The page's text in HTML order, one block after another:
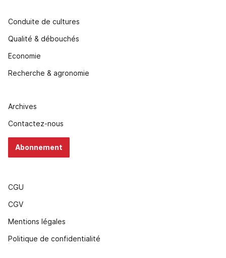
Conduite de cultures
Qualité & débouchés
Economie
Recherche & agronomie
Archives
Contactez-nous
Abonnement
CGU
CGV
Mentions légales
Politique de confidentialité